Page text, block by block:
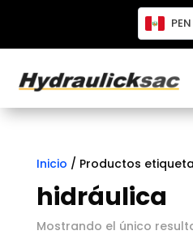
PEN
Inicio / Productos
hidráulica
Mostrando el único